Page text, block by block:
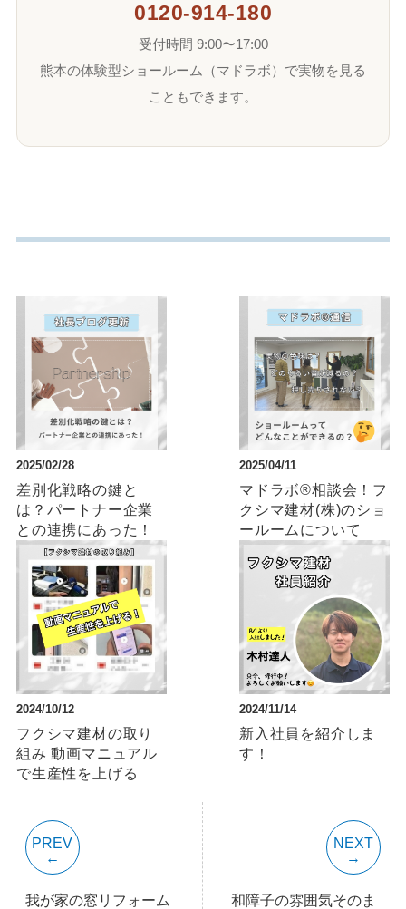
0120-914-180
受付時間 9:00〜17:00
熊本の体験型ショールーム（マドラボ）で実物を見る
こともできます。
2025/02/28
差別化戦略の鍵と
は？パートナー企業
との連携にあった！
2025/04/11
マドラボ®相談会！フ
クシマ建材(株)のショ
ールームについて
2024/10/12
フクシマ建材の取り
組み 動画マニュアル
で生産性を上げる
2024/11/14
新入社員を紹介しま
す！
PREV
我が家の窓リフォーム
NEXT
和障子の雰囲気そのま